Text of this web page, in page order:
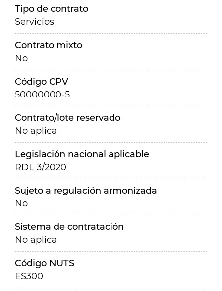
Tipo de contrato
Servicios
Contrato mixto
No
Código CPV
50000000-5
Contrato/lote reservado
No aplica
Legislación nacional aplicable
RDL 3/2020
Sujeto a regulación armonizada
No
Sistema de contratación
No aplica
Código NUTS
ES300